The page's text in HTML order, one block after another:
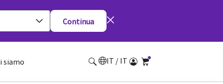
Continua
siamo IT / IT